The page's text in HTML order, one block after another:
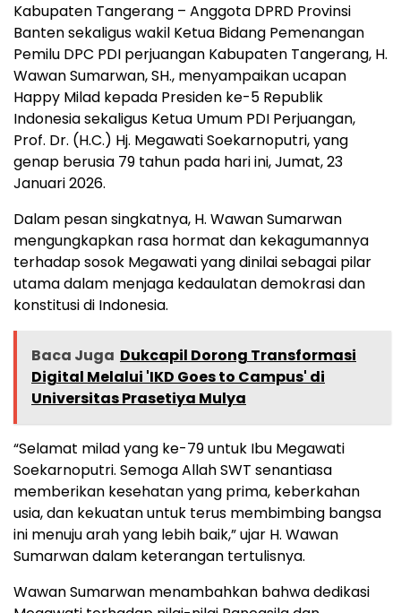
Kabupaten Tangerang – Anggota DPRD Provinsi
Banten sekaligus wakil Ketua Bidang Pemenangan
Pemilu DPC PDI perjuangan Kabupaten Tangerang, H.
Wawan Sumarwan, SH., menyampaikan ucapan
Happy Milad kepada Presiden ke-5 Republik
Indonesia sekaligus Ketua Umum PDI Perjuangan,
Prof. Dr. (H.C.) Hj. Megawati Soekarnoputri, yang
genap berusia 79 tahun pada hari ini, Jumat, 23
Januari 2026.
Dalam pesan singkatnya, H. Wawan Sumarwan
mengungkapkan rasa hormat dan kekagumannya
terhadap sosok Megawati yang dinilai sebagai pilar
utama dalam menjaga kedaulatan demokrasi dan
konstitusi di Indonesia.
Baca Juga Dukcapil Dorong Transformasi
Digital Melalui 'IKD Goes to Campus' di
Universitas Prasetiya Mulya
“Selamat milad yang ke-79 untuk Ibu Megawati
Soekarnoputri. Semoga Allah SWT senantiasa
memberikan kesehatan yang prima, keberkahan
usia, dan kekuatan untuk terus membimbing bangsa
ini menuju arah yang lebih baik,” ujar H. Wawan
Sumarwan dalam keterangan tertulisnya.
Wawan Sumarwan menambahkan bahwa dedikasi